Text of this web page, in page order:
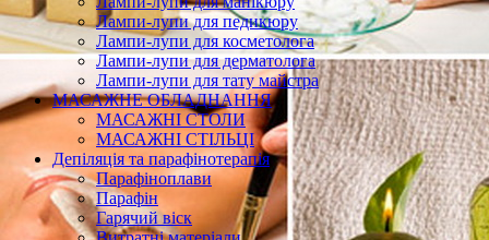
Лампи-лупи для педикюру
Лампи-лупи для косметолога
Лампи-лупи для дерматолога
Лампи-лупи для тату майстра
МАСАЖНЕ ОБЛАДНАННЯ
МАСАЖНІ СТОЛИ
МАСАЖНІ СТІЛЬЦІ
Депіляція та парафінотерапія
Парафіноплави
Парафін
Гарячий віск